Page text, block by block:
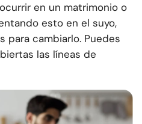
en un matrimonio o
esto en el suyo,
para cambiarlo. Puedes
las líneas de